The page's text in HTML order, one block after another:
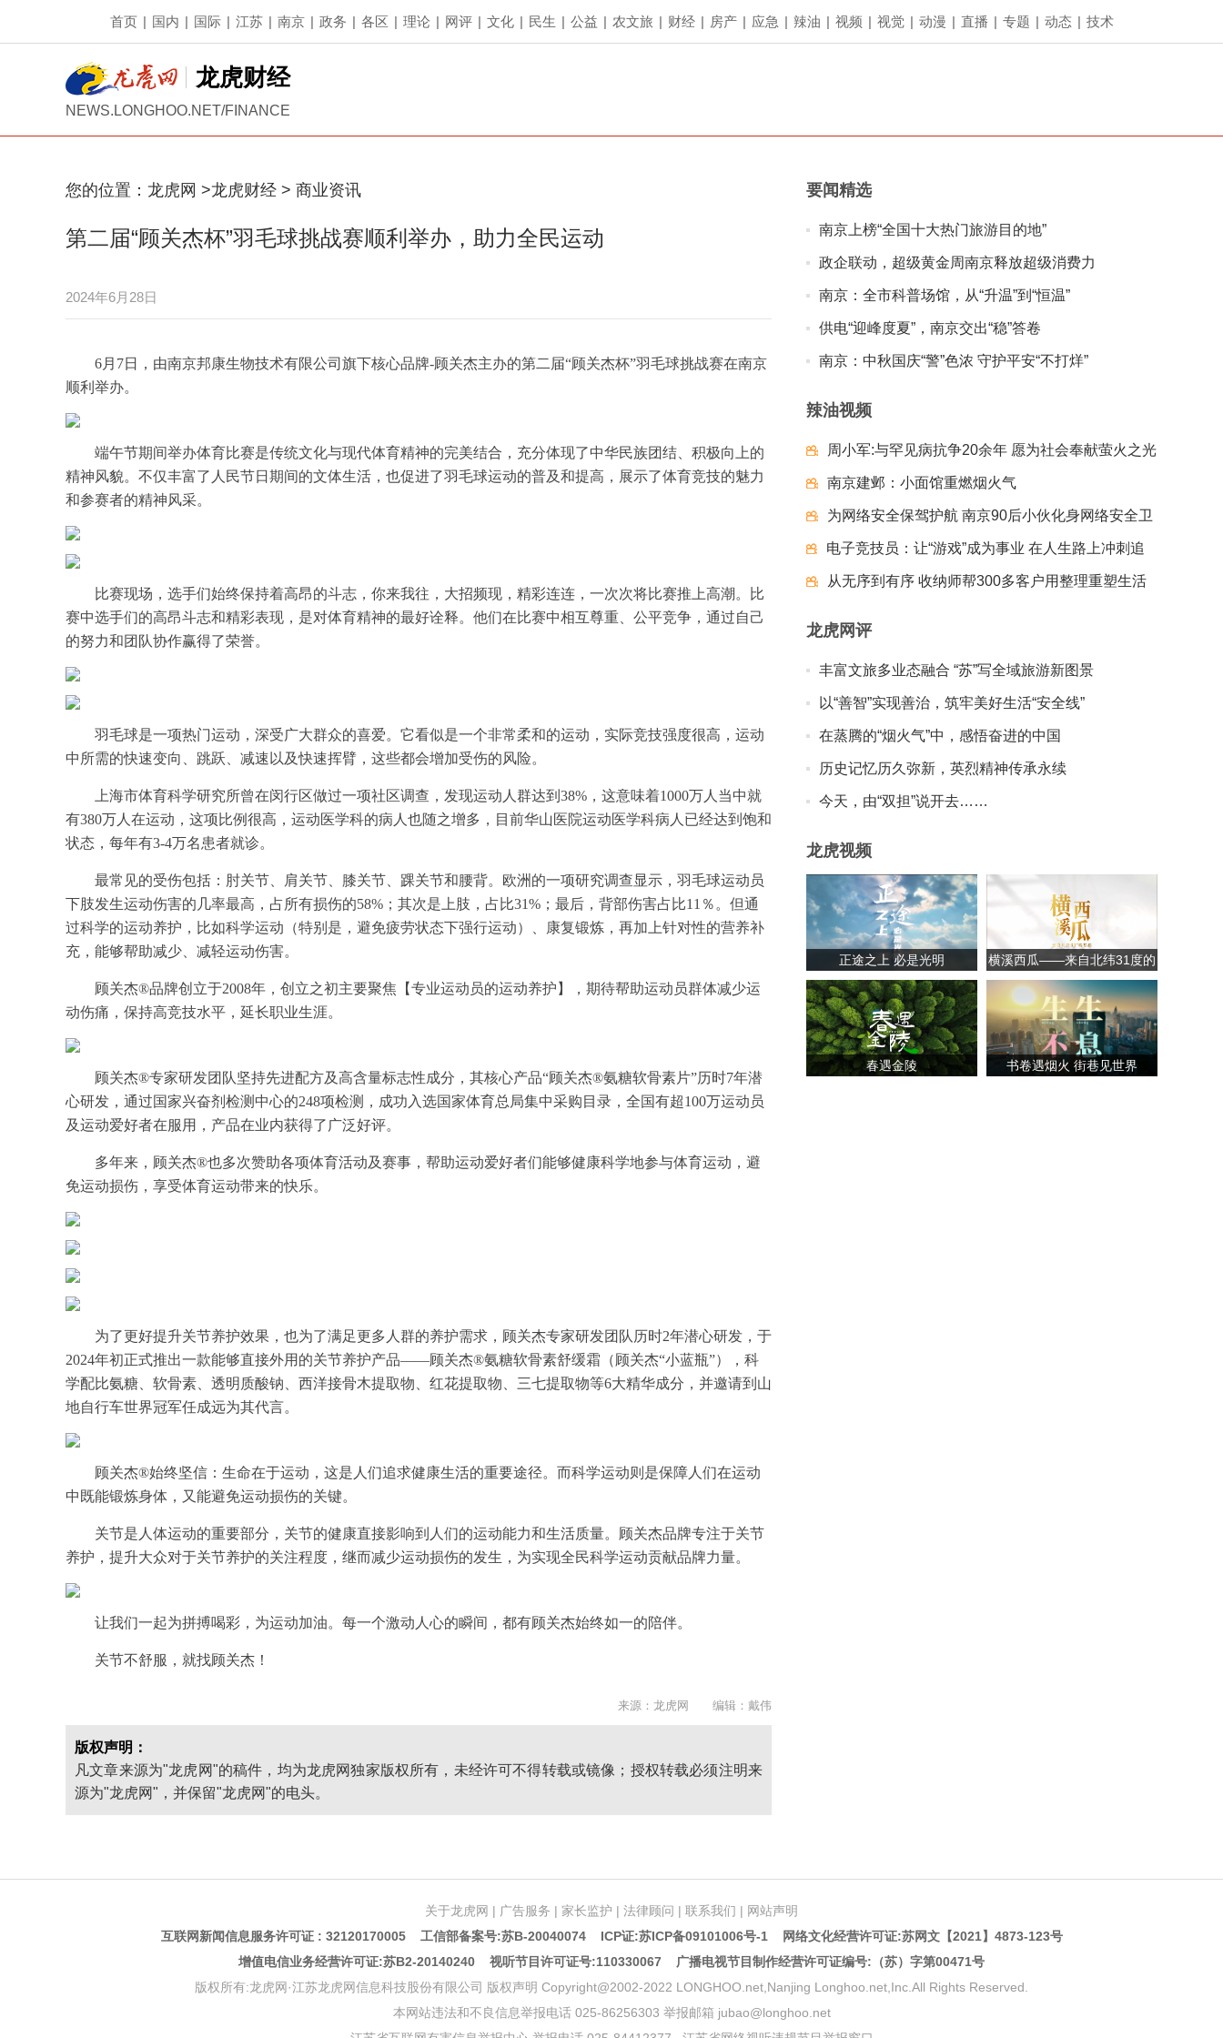
首页 | 国内 | 国际 | 江苏 | 南京 | 政务 | 各区 | 理论 | 网评 | 文化 | 民生 | 公益 | 农文旅 | 财经 | 房产 | 应急 | 辣油 | 视频 | 视觉 | 动漫 | 直播 | 专题 | 动态 | 技术
龙虎财经
NEWS.LONGHOO.NET/FINANCE
您的位置： 龙虎网 >龙虎财经 > 商业资讯
第二届“顾关杰杯”羽毛球挑战赛顺利举办，助力全民运动
2024年6月28日
6月7日，由南京邦康生物技术有限公司旗下核心品牌-顾关杰主办的第二届“顾关杰杯”羽毛球挑战赛在南京
顺利举办。
端午节期间举办体育比赛是传统文化与现代体育精神的完美结合，充分体现了中华民族团结、积极向上的
精神风貌。不仅丰富了人民节日期间的文体生活，也促进了羽毛球运动的普及和提高，展示了体育竞技的魅力
和参赛者的精神风采。
比赛现场，选手们始终保持着高昂的斗志，你来我往，大招频现，精彩连连，一次次将比赛推上高潮。比
赛中选手们的高昂斗志和精彩表现，是对体育精神的最好诠释。他们在比赛中相互尊重、公平竞争，通过自己
的努力和团队协作赢得了荣誉。
羽毛球是一项热门运动，深受广大群众的喜爱。它看似是一个非常柔和的运动，实际竞技强度很高，运动
中所需的快速变向、跳跃、减速以及快速挥臂，这些都会增加受伤的风险。
上海市体育科学研究所曾在闵行区做过一项社区调查，发现运动人群达到38%，这意味着1000万人当中就
有380万人在运动，这项比例很高，运动医学科的病人也随之增多，目前华山医院运动医学科病人已经达到饱和
状态，每年有3-4万名患者就诊。
最常见的受伤包括：肘关节、肩关节、膝关节、踝关节和腰背。欧洲的一项研究调查显示，羽毛球运动员
下肢发生运动伤害的几率最高，占所有损伤的58%；其次是上肢，占比31%；最后，背部伤害占比11％。但通
过科学的运动养护，比如科学运动（特别是，避免疲劳状态下强行运动）、康复锻炼，再加上针对性的营养补
充，能够帮助减少、减轻运动伤害。
顾关杰®品牌创立于2008年，创立之初主要聚焦【专业运动员的运动养护】，期待帮助运动员群体减少运
动伤痛，保持高竞技水平，延长职业生涯。
顾关杰®专家研发团队坚持先进配方及高含量标志性成分，其核心产品“顾关杰®氨糖软骨素片”历时7年潜
心研发，通过国家兴奋剂检测中心的248项检测，成功入选国家体育总局集中采购目录，全国有超100万运动员
及运动爱好者在服用，产品在业内获得了广泛好评。
多年来，顾关杰®也多次赞助各项体育活动及赛事，帮助运动爱好者们能够健康科学地参与体育运动，避
免运动损伤，享受体育运动带来的快乐。
为了更好提升关节养护效果，也为了满足更多人群的养护需求，顾关杰专家研发团队历时2年潜心研发，于
2024年初正式推出一款能够直接外用的关节养护产品——顾关杰®氨糖软骨素舒缓霜（顾关杰“小蓝瓶”），科
学配比氨糖、软骨素、透明质酸钠、西洋接骨木提取物、红花提取物、三七提取物等6大精华成分，并邀请到山
地自行车世界冠军任成远为其代言。
顾关杰®始终坚信：生命在于运动，这是人们追求健康生活的重要途径。而科学运动则是保障人们在运动
中既能锻炼身体，又能避免运动损伤的关键。
关节是人体运动的重要部分，关节的健康直接影响到人们的运动能力和生活质量。顾关杰品牌专注于关节
养护，提升大众对于关节养护的关注程度，继而减少运动损伤的发生，为实现全民科学运动贡献品牌力量。
让我们一起为拼搏喝彩，为运动加油。每一个激动人心的瞬间，都有顾关杰始终如一的陪伴。
关节不舒服，就找顾关杰！
来源：龙虎网 编辑：戴伟
版权声明：
凡文章来源为"龙虎网"的稿件，均为龙虎网独家版权所有，未经许可不得转载或镜像；授权转载必须注明来
源为"龙虎网"，并保留"龙虎网"的电头。
要闻精选
南京上榜“全国十大热门旅游目的地”
政企联动，超级黄金周南京释放超级消费力
南京：全市科普场馆，从“升温”到“恒温”
供电“迎峰度夏”，南京交出“稳”答卷
南京：中秋国庆“警”色浓 守护平安“不打烊”
辣油视频
周小军:与罕见病抗争20余年 愿为社会奉献萤火之光
南京建邺：小面馆重燃烟火气
为网络安全保驾护航 南京90后小伙化身网络安全卫
士
电子竞技员：让“游戏”成为事业 在人生路上冲刺追
梦夺冠
从无序到有序 收纳师帮300多客户用整理重塑生活
龙虎网评
丰富文旅多业态融合 “苏”写全域旅游新图景
以“善智”实现善治，筑牢美好生活“安全线”
在蒸腾的“烟火气”中，感悟奋进的中国
历史记忆历久弥新，英烈精神传承永续
今天，由“双担”说开去……
龙虎视频
正途之上 必是光明
横溪西瓜——来自北纬31度的
甘甜
春遇金陵 书卷遇烟火 街巷见世界
关于龙虎网 | 广告服务 | 家长监护 | 法律顾问 | 联系我们 | 网站声明
互联网新闻信息服务许可证 : 32120170005 工信部备案号:苏B-20040074 ICP证:苏ICP备09101006号-1网络文化经营许可证:苏网文【2021】4873-123号
增值电信业务经营许可证:苏B2-20140240 视听节目许可证号:110330067 广播电视节目制作经营许可证编号:（苏）字第00471号
版权所有:龙虎网·江苏龙虎网信息科技股份有限公司 版权声明 Copyright@2002-2022 LONGHOO.net,Nanjing Longhoo.net,Inc.All Rights Reserved.
本网站违法和不良信息举报电话 025-86256303 举报邮箱 jubao@longhoo.net